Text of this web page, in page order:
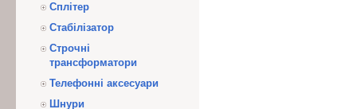
Сплітер
Стабілізатор
Строчні
трансформатори
Телефонні аксесуари
Шнури